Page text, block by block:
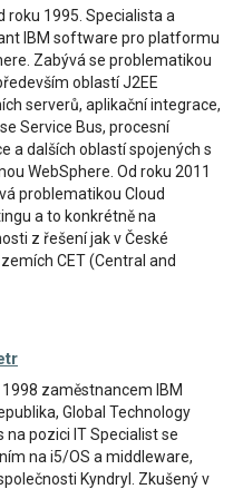
roku 1995. Specialista a
IBM software pro platformu
Zabývá se problematikou
oblastí J2EE
serverů, aplikační integrace,
Service Bus, procesní
a dalších oblastí spojených s
WebSphere. Od roku 2011
problematikou Cloud
a to konkrétně na
z řešení jak v České
CET (Central and
1998 zaměstnancem IBM
Global Technology
na pozici IT Specialist se
na i5/OS a middleware,
Kyndryl. Zkušený v